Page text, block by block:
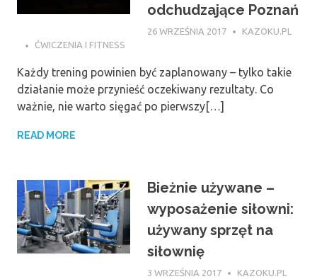
odchudzające Poznań
26 WRZEŚNIA 2017
KAZOKU.PL
ĆWICZENIA I FITNESS
Każdy trening powinien być zaplanowany – tylko takie
działanie może przynieść oczekiwany rezultaty. Co
ważnie, nie warto sięgać po pierwszy[…]
READ MORE
Bieżnie używane –
wyposażenie siłowni:
używany sprzęt na
siłownię
3 WRZEŚNIA 2017
KAZOKU.PL